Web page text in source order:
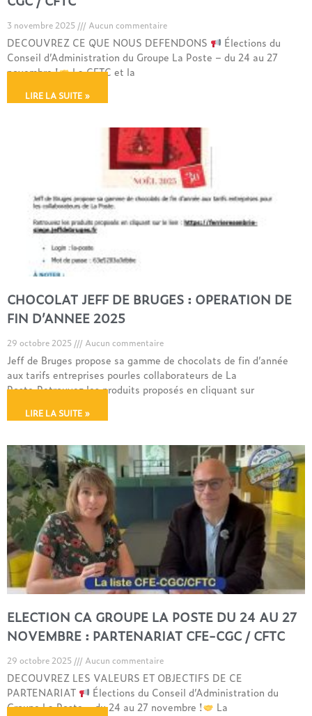
3 novembre 2025 Aucun commentaire
DECOUVREZ CE QUE NOUS DEFENDONS
Élections du
Conseil d’Administration du Groupe La Poste – du 24 au 27
novembre !
La CFTC et la
LIRE LA SUITE »
CHOCOLAT JEFF DE BRUGES : OPERATION DE
FIN D’ANNEE 2025
29 octobre 2025 Aucun commentaire
Jeff de Bruges propose sa gamme de chocolats de fin d’année
aux tarifs entreprises pourles collaborateurs de La
Poste.Retrouvez les produits proposés en cliquant sur
LIRE LA SUITE »
ELECTION CA GROUPE LA POSTE DU 24 AU 27
NOVEMBRE : PARTENARIAT CFE-CGC / CFTC
29 octobre 2025 Aucun commentaire
DECOUVREZ LES VALEURS ET OBJECTIFS DE CE
PARTENARIAT
Élections du Conseil d’Administration du
Groupe La Poste – du 24 au 27 novembre !
La